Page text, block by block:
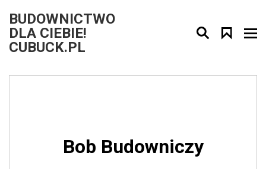
BUDOWNICTWO
DLA CIEBIE!
CUBUCK.PL
Bob Budowniczy